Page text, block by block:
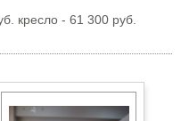
кресло - 61 300 руб.